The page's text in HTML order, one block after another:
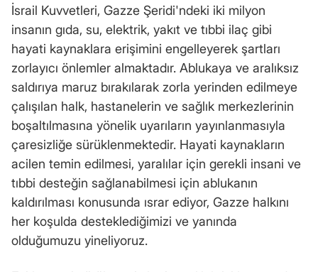
İsrail Kuvvetleri, Gazze Şeridi'ndeki iki milyon
insanın gıda, su, elektrik, yakıt ve tıbbi ilaç gibi
hayati kaynaklara erişimini engelleyerek şartları
zorlayıcı önlemler almaktadır. Ablukaya ve aralıksız
saldırıya maruz bırakılarak zorla yerinden edilmeye
çalışılan halk, hastanelerin ve sağlık merkezlerinin
boşaltılmasına yönelik uyarıların yayınlanmasıyla
çaresizliğe sürüklenmektedir. Hayati kaynakların
acilen temin edilmesi, yaralılar için gerekli insani ve
tıbbi desteğin sağlanabilmesi için ablukanın
kaldırılması konusunda ısrar ediyor, Gazze halkını
her koşulda desteklediğimizi ve yanında
olduğumuzu yineliyoruz.